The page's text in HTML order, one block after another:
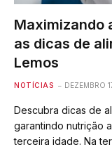
Maximizando
as dicas de
Lemos
NOTÍCIAS DEZEMBRO
Descubra dicas de
garantindo nutrição
terceira idade. Na